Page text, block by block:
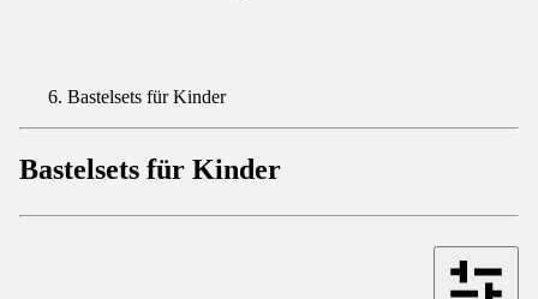
Bastelsets für Kinder
Bastelsets für Kinder